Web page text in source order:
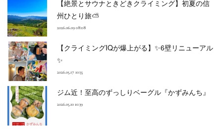
【絶景とサウナときどきクライミング】初夏の信
州ひとり旅⛅
2026.06.09 08:08
【クライミングIQが爆上がる】✨6壁リニューアル
✨
2026.05.17 10:55
ジム近！至高のずっしりベーグル『かずみんち』
2026.05.10 10:39